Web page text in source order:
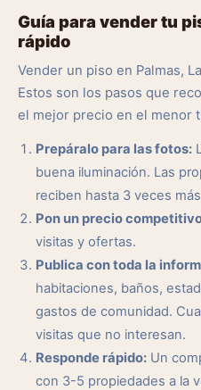
Guía para vender tu
rápido
Vender un piso en Palmas,
Estos son los pasos que
el mejor precio en el menor
Prepáralo para las fotos:
buena iluminación. Las
reciben hasta 3 veces
Pon un precio
visitas y ofertas.
Publica con toda la
habitaciones, baños,
gastos de comunidad.
visitas que no interesan.
Responde rápido: Un
con 3-5 propiedades a la